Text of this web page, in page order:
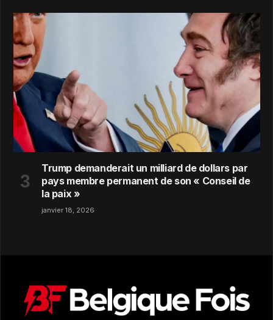
Trump demanderait un milliard de dollars par
pays membre permanent de son « Conseil de
la paix »
janvier 18, 2026